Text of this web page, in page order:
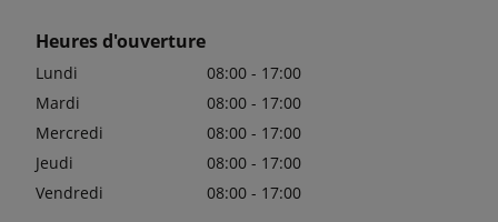
Heures d'ouverture
Lundi
08:00 - 17:00
Mardi
08:00 - 17:00
Mercredi
08:00 - 17:00
Jeudi
08:00 - 17:00
Vendredi
08:00 - 17:00